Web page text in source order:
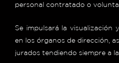
personal contratado o
Se impulsará la visualización
en los órganos de dirección,
jurados tendiendo siempre a